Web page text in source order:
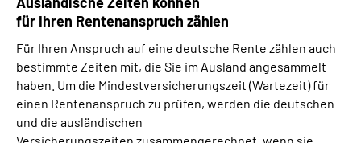
für Ihren Rentenanspruch zählen
Für Ihren Anspruch auf eine deutsche Rente zählen auch
bestimmte Zeiten mit, die Sie im Ausland angesammelt
haben. Um die Mindestversicherungszeit (Wartezeit) für
einen Rentenanspruch zu prüfen, werden die deutschen
und die ausländischen